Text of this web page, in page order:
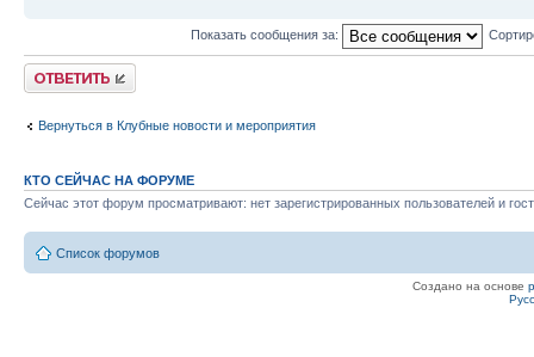
Показать сообщения за:
Ответить
Вернуться в Клубные новости и мероприятия
КТО СЕЙЧАС НА ФОРУМЕ
Сейчас этот форум просматривают: нет зарегистрированных пользователей и
Список форумов
Создано на основе